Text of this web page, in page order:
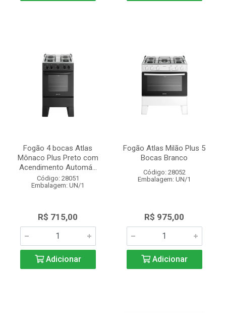
Fogão 4 bocas Atlas
Mônaco Plus Preto com
Acendimento Automá...
Código: 28051
Embalagem: UN/1
R$ 715,00
Adicionar
Fogão Atlas Milão Plus 5
Bocas Branco
Código: 28052
Embalagem: UN/1
R$ 975,00
Adicionar